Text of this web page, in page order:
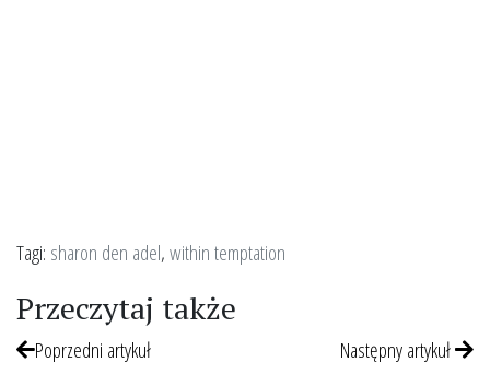
Tagi: sharon den adel,within temptation
Przeczytaj także
Poprzedni artykuł Następny artykuł